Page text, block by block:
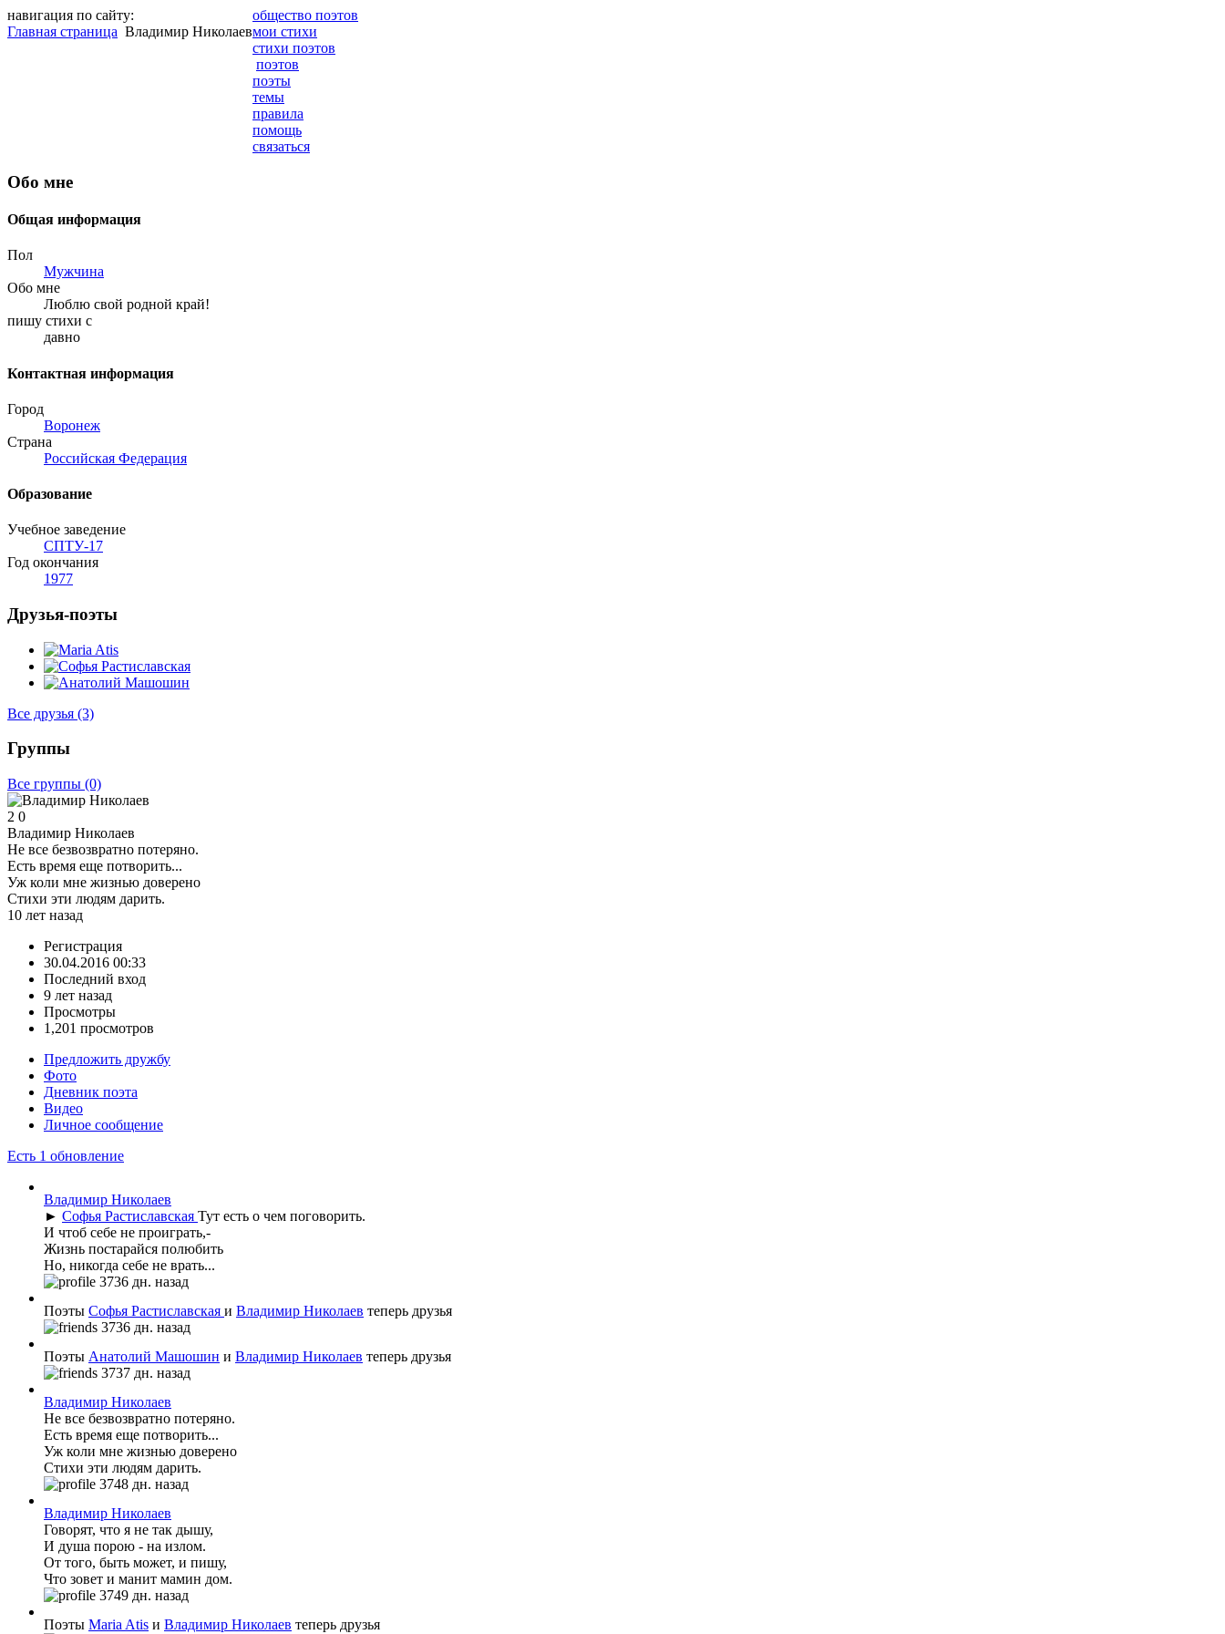
навигация по сайту:
Главная страница Владимир Николаев
общество поэтов
мои стихи
стихи поэтов
поэтов
поэты
темы
правила
помощь
связаться
Обо мне
Общая информация
Пол
Мужчина
Обо мне
Люблю свой родной край!
пишу стихи с
давно
Контактная информация
Город
Воронеж
Страна
Российская Федерация
Образование
Учебное заведение
СПТУ-17
Год окончания
1977
Друзья-поэты
Все друзья (3)
Группы
Все группы (0)
2 0
Владимир Николаев
Не все безвозвратно потеряно.
Есть время еще потворить...
Уж коли мне жизнью доверено
Стихи эти людям дарить.
10 лет назад
Регистрация
30.04.2016 00:33
Последний вход
9 лет назад
Просмотры
1,201 просмотров
Предложить дружбу
Фото
Дневник поэта
Видео
Личное сообщение
Есть 1 обновление
Владимир Николаев
► Софья Растиславская Тут есть о чем поговорить.
И чтоб себе не проиграть,-
Жизнь постарайся полюбить
Но, никогда себе не врать...
3736 дн. назад
Поэты Софья Растиславская и Владимир Николаев теперь друзья
3736 дн. назад
Поэты Анатолий Машошин и Владимир Николаев теперь друзья
3737 дн. назад
Владимир Николаев
Не все безвозвратно потеряно.
Есть время еще потворить...
Уж коли мне жизнью доверено
Стихи эти людям дарить.
3748 дн. назад
Владимир Николаев
Говорят, что я не так дышу,
И душа порою - на излом.
От того, быть может, и пишу,
Что зовет и манит мамин дом.
3749 дн. назад
Поэты Maria Atis и Владимир Николаев теперь друзья